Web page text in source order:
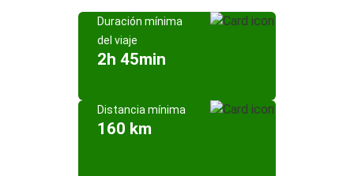
Duración mínima
del viaje
2h 45min
Distancia mínima
160 km